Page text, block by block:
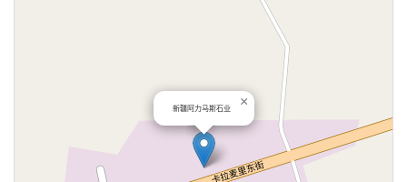
新疆阿力马斯石业 ×